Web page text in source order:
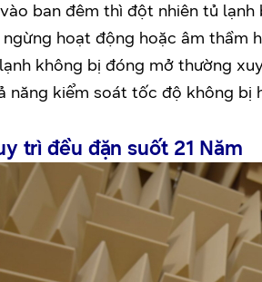
ban đêm thì đột nhiên tủ
hoạt động hoặc âm
không bị đóng mở thường
năng kiểm soát tốc độ không bị
trì đều đặn suốt 21 Năm